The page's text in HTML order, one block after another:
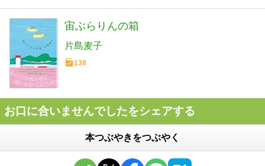
宙ぶらりんの箱
片島麦子
138
お口に合いませんでしたをシェアする
本つぶやきをつぶやく